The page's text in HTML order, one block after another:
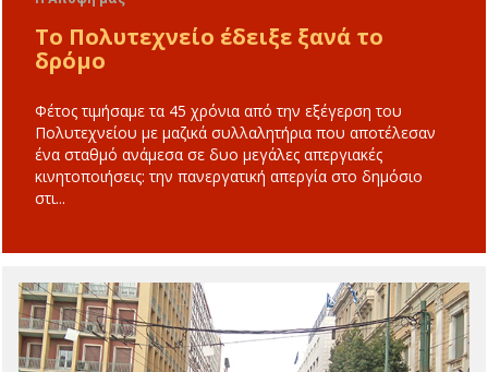
Το Πολυτεχνείο έδειξε ξανά το
δρόμο
Φέτος τιμήσαμε τα 45 χρόνια από την εξέγερση του
Πολυτεχνείου με μαζικά συλλαλητήρια που αποτέλεσαν
ένα σταθμό ανάμεσα σε δυο μεγάλες απεργιακές
κινητοποιήσεις: την πανεργατική απεργία στο δημόσιο
στι...